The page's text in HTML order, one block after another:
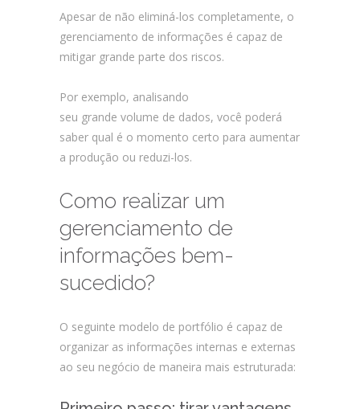
Apesar de não eliminá-los completamente, o
gerenciamento de informações é capaz de
mitigar grande parte dos riscos.
Por exemplo, analisando
seu grande volume de dados, você poderá
saber qual é o momento certo para aumentar
a produção ou reduzi-los.
Como realizar um
gerenciamento de
informações bem-
sucedido?
O seguinte modelo de portfólio é capaz de
organizar as informações internas e externas
ao seu negócio de maneira mais estruturada: